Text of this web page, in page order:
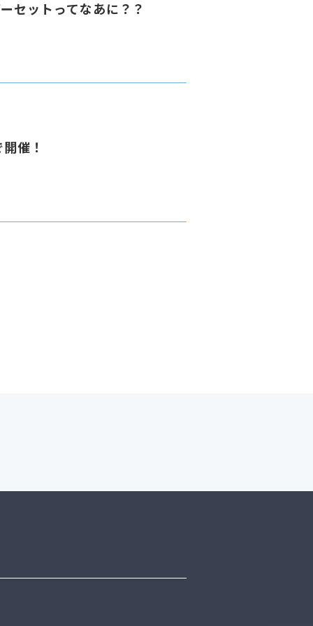
セットってなあに？？
催！